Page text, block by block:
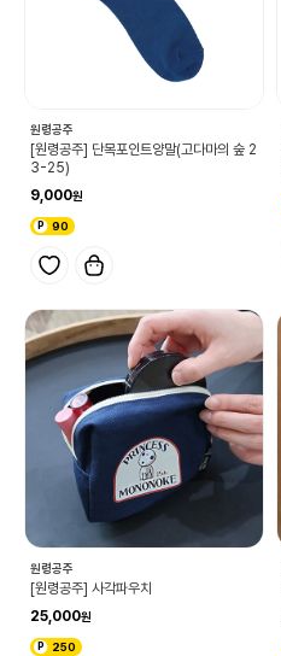
원령공주
[원령공주] 단목포인트양말(고다마의 숲 2
3-25)
9,000
90
원령공주
[원령공주] 사각파우치
25,000
250